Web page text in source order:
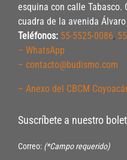
esquina con calle Tabasco.
cuadra de la avenida
Teléfonos: 55-5525-0086,
– WhatsApp
– contacto@budismo.com
– Anexo del CBCM
Suscríbete a nuestro
Correo: (*Campo requerido)